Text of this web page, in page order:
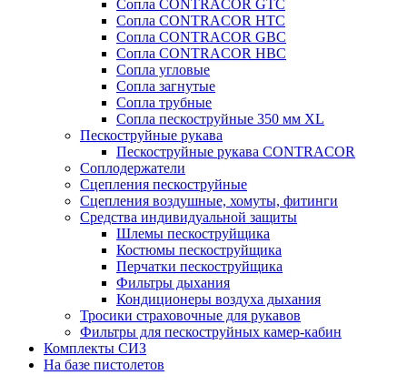
Сопла CONTRACOR GTC
Сопла CONTRACOR HTC
Сопла CONTRACOR GBC
Сопла CONTRACOR HBC
Сопла угловые
Сопла загнутые
Сопла трубные
Сопла пескоструйные 350 мм XL
Пескоструйные рукава
Пескоструйные рукава CONTRACOR
Соплодержатели
Сцепления пескоструйные
Сцепления воздушные, хомуты, фитинги
Средства индивидуальной защиты
Шлемы пескоструйщика
Костюмы пескоструйщика
Перчатки пескоструйщика
Фильтры дыхания
Кондиционеры воздуха дыхания
Тросики страховочные для рукавов
Фильтры для пескоструйных камер-кабин
Комплекты СИЗ
На базе пистолетов